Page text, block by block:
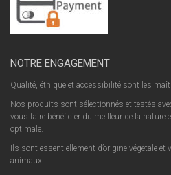
NOTRE ENGAGEMENT
Qualité, éthique et accessibilité sont les
Nos produits sont sélectionnés et testés
vous faire bénéficier du meilleur de la nature
optimale.
Ils sont essentiellement d’origine végétale
animaux.